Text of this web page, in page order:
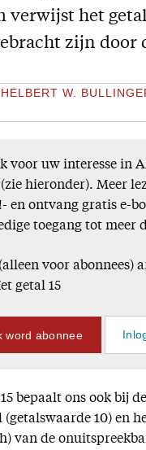
verwijst het
zijn door
W.
voor uw interesse in
hieronder). Meer
en ontvang gratis e-
toegang tot meer
voor abonnees)
getal 15
word abonnee
bepaalt ons ook bij
(getalswaarde 10) en
van de